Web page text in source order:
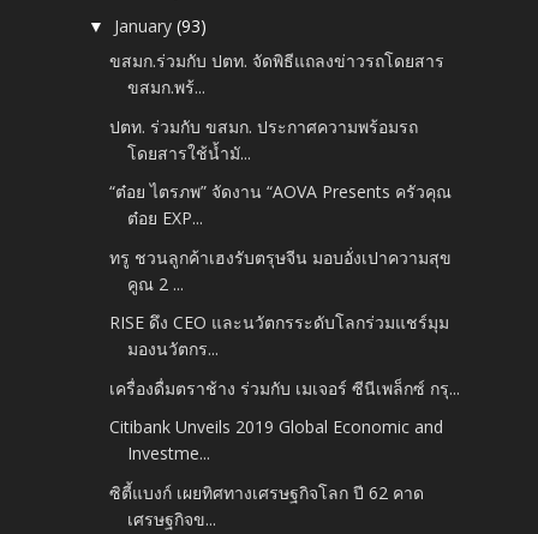
▼ January(93)
ขสมก.ร่วมกับ ปตท. จัดพิธีแถลงข่าวรถโดยสาร
ขสมก.พร้...
ปตท. ร่วมกับ ขสมก. ประกาศความพร้อมรถ
โดยสารใช้น้ำมั...
“ต๋อย ไตรภพ” จัดงาน “AOVA Presents ครัวคุณ
ต๋อย EXP...
ทรู ชวนลูกค้าเฮงรับตรุษจีน มอบอั่งเปาความสุข
คูณ 2 ...
RISE ดึง CEO และนวัตกรระดับโลกร่วมแชร์มุม
มองนวัตกร...
เครื่องดื่มตราช้าง ร่วมกับ เมเจอร์ ซีนีเพล็กซ์ กรุ...
Citibank Unveils 2019 Global Economic and
Investme...
ซิตี้แบงก์ เผยทิศทางเศรษฐกิจโลก ปี 62 คาด
เศรษฐกิจข...